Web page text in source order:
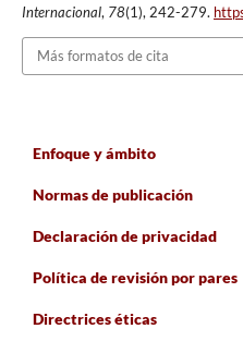
Internacional, 78(1), 242-279.
Más formatos de cita
Enfoque y ámbito
Normas de publicación
Declaración de privacidad
Política de revisión por pares
Directrices éticas